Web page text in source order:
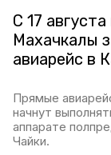
С 17 августа
Махачкалы
авиарейс в
Прямые
начнут
аппарате
Чайки.